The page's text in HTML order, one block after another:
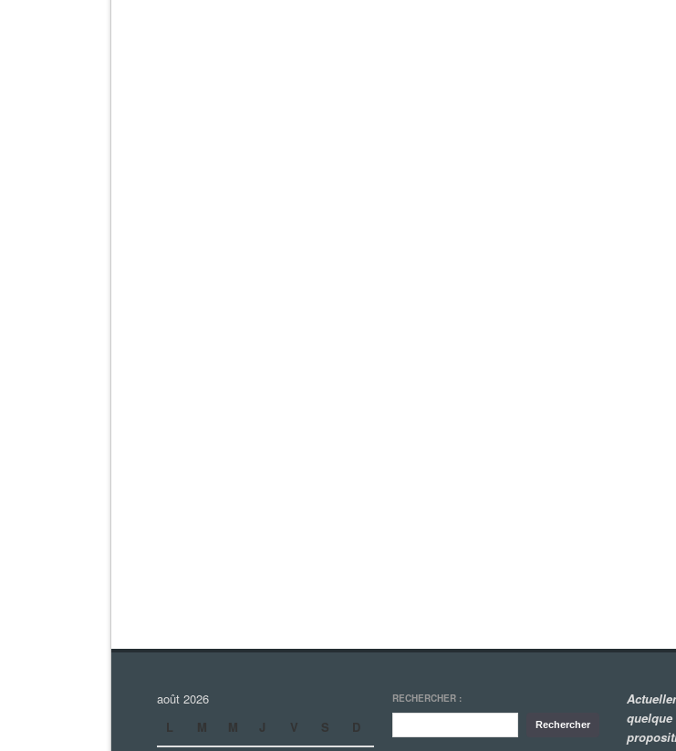
août 2026
L
M M J V S D
RECHERCHER :
quelque